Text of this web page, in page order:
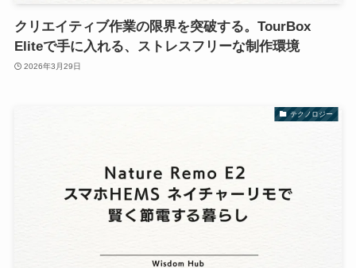
クリエイティブ作業の限界を突破する。TourBox
Eliteで手に入れる、ストレスフリーな制作環境
2026年3月29日
テクノロジー